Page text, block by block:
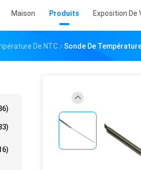
Maison Produits Exposition De
De NTC Sonde De